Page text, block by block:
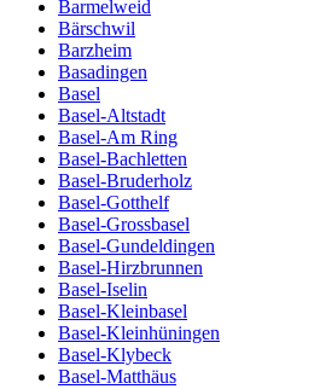
Barmelweid
Bärschwil
Barzheim
Basadingen
Basel
Basel-Altstadt
Basel-Am Ring
Basel-Bachletten
Basel-Bruderholz
Basel-Gotthelf
Basel-Grossbasel
Basel-Gundeldingen
Basel-Hirzbrunnen
Basel-Iselin
Basel-Kleinbasel
Basel-Kleinhüningen
Basel-Klybeck
Basel-Matthäus